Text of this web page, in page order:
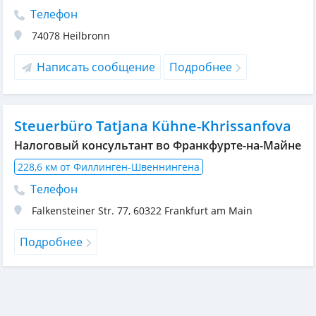
Телефон
74078 Heilbronn
Написать сообщение Подробнее
Steuerbüro Tatjana Kühne-Khrissanfova
Налоговый консультант во Франкфурте-на-Майне
228,6 км от Филлинген-Швеннингена
Телефон
Falkensteiner Str. 77, 60322 Frankfurt am Main
Подробнее